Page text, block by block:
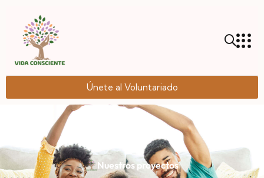
Únete al Voluntariado
Nuestros proyectos